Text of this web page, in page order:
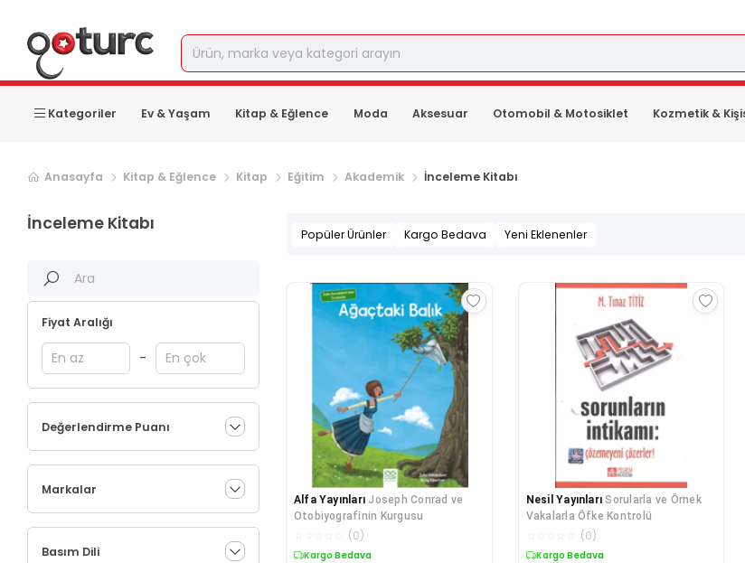
Kategoriler Ev & Yaşam Kitap & Eğlence Moda Aksesuar Otomobil & Motosiklet Kozmetik &
Sonraki ürün sayfası, sayfa2
Anasayfa Kitap & Eğlence Kitap Eğitim Akademik İnceleme Kitabı
İnceleme Kitabı
Fiyat Aralığı
-
Değerlendirme Puanı
Markalar
Basım Dili
Popüler Ürünler Kargo Bedava Yeni Eklenenler
Alfa Yayınları Joseph Conrad ve
Otobiyografinin Kurgusu
(0)
Kargo Bedava
Nesil Yayınları Sorularla ve Örnek
Vakalarla Öfke Kontrolü
(0)
Kargo Bedava